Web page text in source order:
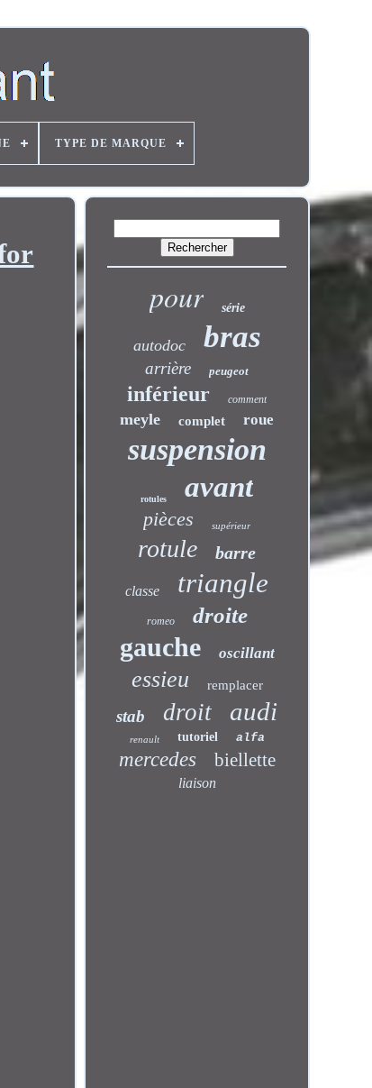
TYPE DE MARQUE
pour série
autodoc bras
arrière peugeot
inférieur comment
meyle complet roue
suspension
rotules avant
pièces supérieur
rotule barre
classe triangle
romeo droite
gauche oscillant
essieu remplacer
stab droit audi
renault tutoriel alfa
mercedes biellette
liaison